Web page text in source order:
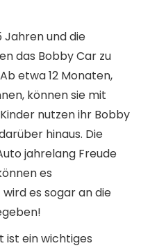
Jahren und die
das Bobby Car zu
etwa 12 Monaten,
können sie mit
nutzen ihr Bobby
hinaus. Die
jahrelang Freude
es
es sogar an die
ist ein wichtiges